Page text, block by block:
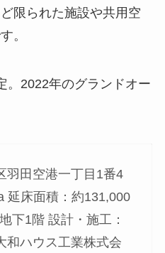
限られた施設や共用空
。
。2022年のグランドオー
羽田空港一丁目1番4
延床面積：約131,000
下1階 設計・施工：
和ハウス工業株式会